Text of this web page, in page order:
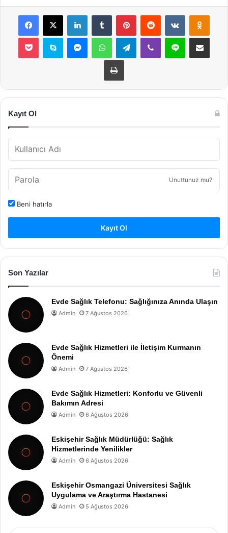
Facebook
X LinkedInTumblr PinterestReddit VKontakte
Pocket Skype MessengerWhatsAppTelegramViber Line E-Posta ile
Yazdır
Kayıt Ol
Unuttunuz mu?
Beni hatırla
Kayıt Ol
Son Yazılar
Evde Sağlık Telefonu: Sağlığınıza Anında Ulaşın
Admin 7 Ağustos 2026
Evde Sağlık Hizmetleri ile İletişim Kurmanın
Önemi
Admin 7 Ağustos 2026
Evde Sağlık Hizmetleri: Konforlu ve Güvenli
Bakımın Adresi
Admin 6 Ağustos 2026
Eskişehir Sağlık Müdürlüğü: Sağlık
Hizmetlerinde Yenilikler
Admin 6 Ağustos 2026
Eskişehir Osmangazi Üniversitesi Sağlık
Uygulama ve Araştırma Hastanesi
Admin 5 Ağustos 2026